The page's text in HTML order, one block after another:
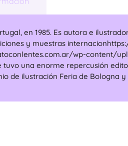
en 1985. Es autora e
y muestras
wp-content/
tuvo una enorme repercusión
de ilustración Feria de Bologna y